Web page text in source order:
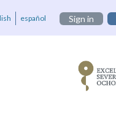
español Sign in